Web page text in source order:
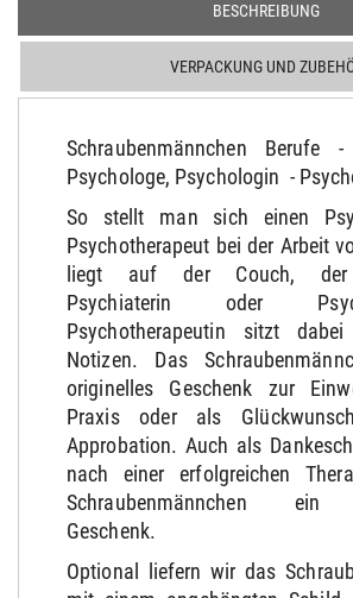
BESCHREIBUNG
VERPACKUNG UND
Schraubenmännchen Berufe -
Psychologe, Psychologin -
So stellt man sich einen
Psychotherapeut bei der Arbeit
liegt auf der Couch, der
Psychiaterin oder
Psychotherapeutin sitzt
Notizen. Das
originelles Geschenk zur
Praxis oder als
Approbation. Auch als
nach einer erfolgreichen
Schraubenmännchen ein
Geschenk.
Optional liefern wir das